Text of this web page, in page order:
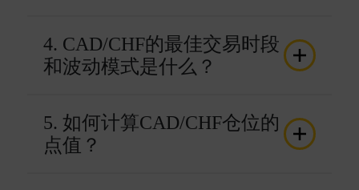
4. CAD/CHF的最佳交易时段
和波动模式是什么？
5. 如何计算CAD/CHF仓位的
点值？